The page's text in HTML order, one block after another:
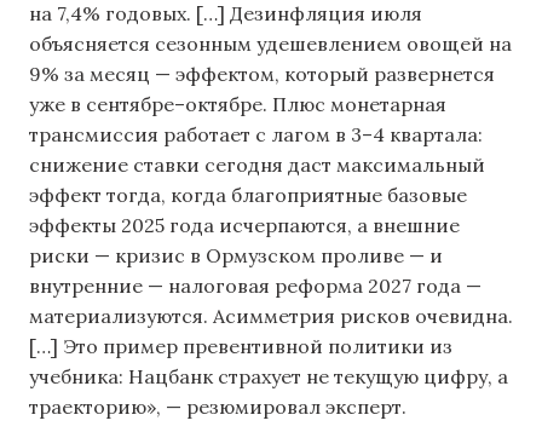
на 7,4% годовых. […] Дезинфляция июля
объясняется сезонным удешевлением овощей на
9% за месяц — эффектом, который развернется
уже в сентябре–октябре. Плюс монетарная
трансмиссия работает с лагом в 3–4 квартала:
снижение ставки сегодня даст максимальный
эффект тогда, когда благоприятные базовые
эффекты 2025 года исчерпаются, а внешние
риски — кризис в Ормузском проливе — и
внутренние — налоговая реформа 2027 года —
материализуются. Асимметрия рисков очевидна.
[…] Это пример превентивной политики из
учебника: Нацбанк страхует не текущую цифру, а
траекторию», — резюмировал эксперт.